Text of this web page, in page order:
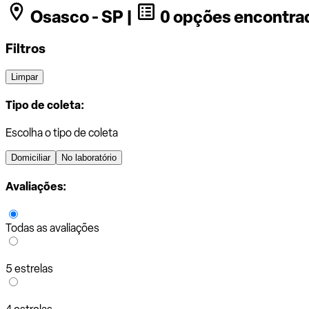
Osasco - SP | 0 opções
Filtros
Limpar
Tipo de coleta:
Escolha o tipo de coleta
Domiciliar No laboratório
Avaliações:
Todas as avaliações
5 estrelas